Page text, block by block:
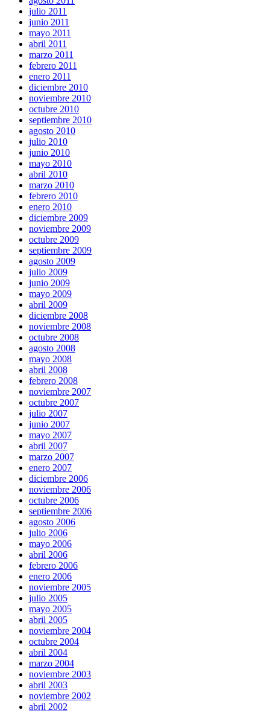
julio 2011
junio 2011
mayo 2011
abril 2011
marzo 2011
febrero 2011
enero 2011
diciembre 2010
noviembre 2010
octubre 2010
septiembre 2010
agosto 2010
julio 2010
junio 2010
mayo 2010
abril 2010
marzo 2010
febrero 2010
enero 2010
diciembre 2009
noviembre 2009
octubre 2009
septiembre 2009
agosto 2009
julio 2009
junio 2009
mayo 2009
abril 2009
diciembre 2008
noviembre 2008
octubre 2008
agosto 2008
mayo 2008
abril 2008
febrero 2008
noviembre 2007
octubre 2007
julio 2007
junio 2007
mayo 2007
abril 2007
marzo 2007
enero 2007
diciembre 2006
noviembre 2006
octubre 2006
septiembre 2006
agosto 2006
julio 2006
mayo 2006
abril 2006
febrero 2006
enero 2006
noviembre 2005
julio 2005
mayo 2005
abril 2005
noviembre 2004
octubre 2004
abril 2004
marzo 2004
noviembre 2003
abril 2003
noviembre 2002
abril 2002